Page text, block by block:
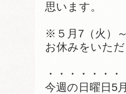
思います。
※５月7（火）
お休みをいただ
・・・・・・
今週の日曜日5